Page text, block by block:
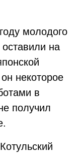
молодого
на
некоторое
в
получил